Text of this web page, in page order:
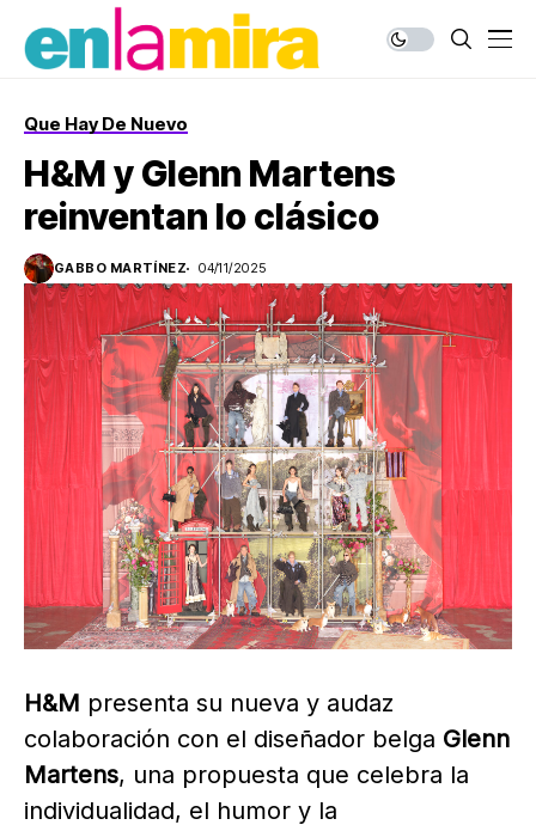
Que Hay De Nuevo
H&M y Glenn Martens
reinventan lo clásico
GABBO MARTÍNEZ 04/11/2025
H&M presenta su nueva y audaz
colaboración con el diseñador belga Glenn
Martens, una propuesta que celebra la
individualidad, el humor y la